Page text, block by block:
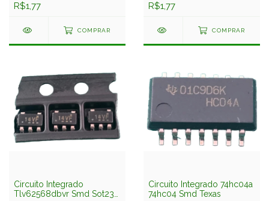
R$1,77
COMPRAR
R$1,77
COMPRAR
Circuito Integrado
Tlv62568dbvr Smd Sot23-
Circuito Integrado 74hc04a
74hc04 Smd Texas